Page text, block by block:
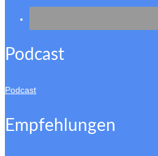
Podcast
Podcast
Empfehlungen